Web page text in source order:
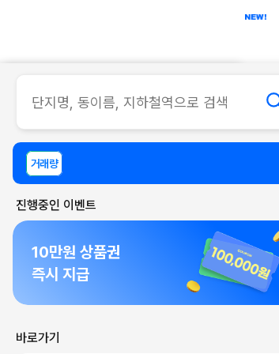
사무실
거래량
진행중인 이벤트
10만원 상품권
즉시 지급
바로가기